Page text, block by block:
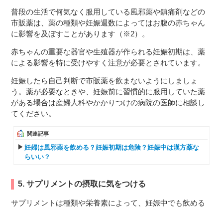
普段の生活で何気なく服用している風邪薬や鎮痛剤などの
市販薬は、薬の種類や妊娠週数によってはお腹の赤ちゃん
に影響を及ぼすことがあります（※2）。
赤ちゃんの重要な器官や生殖器が作られる妊娠初期は、薬
による影響を特に受けやすく注意が必要とされています。
妊娠したら自己判断で市販薬を飲まないようにしましょ
う。薬が必要なときや、妊娠前に習慣的に服用していた薬
がある場合は産婦人科やかかりつけの病院の医師に相談し
てください。
関連記事
妊婦は風邪薬を飲める？妊娠初期は危険？妊娠中は漢方薬な
らいい？
5. サプリメントの摂取に気をつける
サプリメントは種類や栄養素によって、妊娠中でも飲める